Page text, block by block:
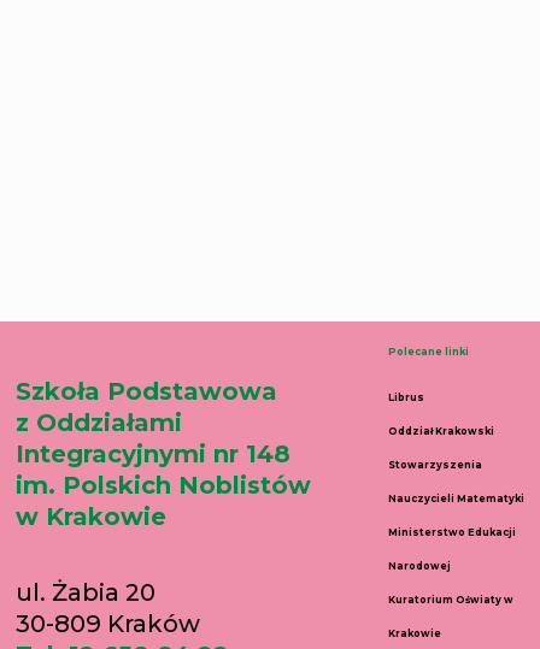
Szkoła Podstawowa
z Oddziałami
Integracyjnymi nr 148
im. Polskich Noblistów
w Krakowie
ul. Żabia 20
30-809 Kraków
Polecane linki
Librus
Oddział Krakowski
Stowarzyszenia
Nauczycieli Matematyki
Ministerstwo Edukacji
Narodowej
Kuratorium Oświaty w
Krakowie